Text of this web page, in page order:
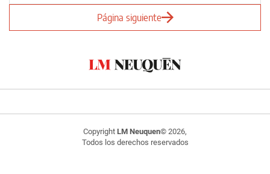
Página siguiente
Copyright LM Neuquen© 2026,
Todos los derechos reservados